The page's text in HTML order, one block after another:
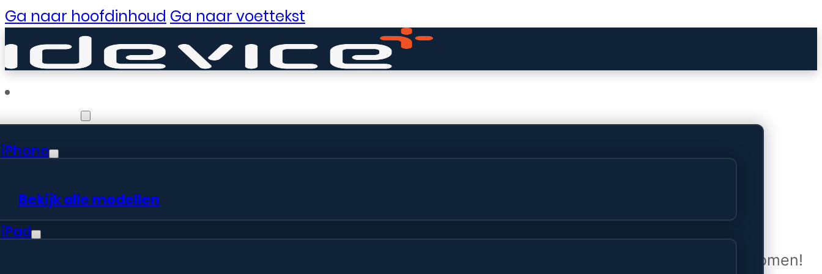
Ga naar hoofdinhoud Ga naar voettekst
iPhone
Bekijk alle modellen
iPad
Er zijn geweldige dingen in het verschiet
Er is iets moois in het vooruitzicht! Onze winkel wordt momenteel gebouwd en zal binnenkort online komen!